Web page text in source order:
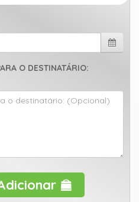
O DESTINATÁRIO: